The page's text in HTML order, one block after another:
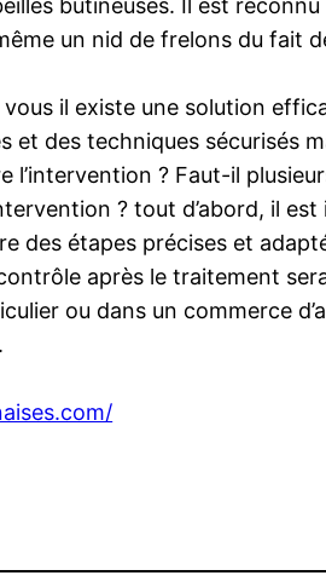
butineuses. Il est
un nid de frelons du fait
il existe une solution
des techniques sécurisés
l’intervention ? Faut-il
? tout d’abord, il
des étapes précises et
après le traitement
ou dans un commerce